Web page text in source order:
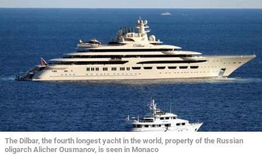
The Dilbar, the fourth longest yacht in the world, property of the Russian
oligarch Alicher Ousmanov, is seen in Monaco